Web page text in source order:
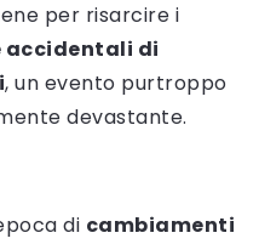
per risarcire i
di
, un evento purtroppo
devastante.
di cambiamenti